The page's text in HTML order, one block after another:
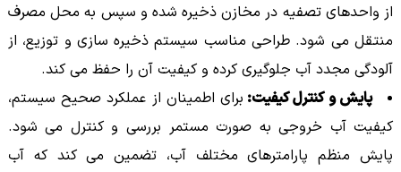
از واحدهای تصفیه در مخازن ذخیره شده و سپس به محل مصرف
منتقل می شود. طراحی مناسب سیستم ذخیره سازی و توزیع، از
آلودگی مجدد آب جلوگیری کرده و کیفیت آن را حفظ می کند.
پایش و کنترل کیفیت: برای اطمینان از عملکرد صحیح سیستم،
کیفیت آب خروجی به صورت مستمر بررسی و کنترل می شود.
پایش منظم پارامترهای مختلف آب، تضمین می کند که آب